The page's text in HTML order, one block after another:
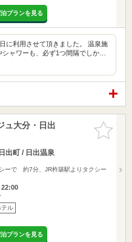
プランを見る
に利用させて頂きました。 温泉施
ャワーも、必ず1つ間隔でしか…
お気に入
りに追加
ュ大分・日出
出町 / 日出温泉
ーで 約7分、JR杵築駅よりタクシー
22:00
テル
プランを見る